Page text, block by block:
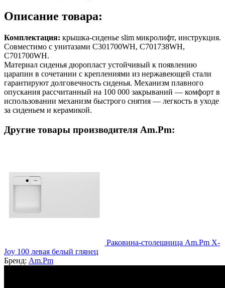
Описание товара:
Комплектация: крышка-сиденье slim микролифт, инструкция.
Совместимо с унитазами C301700WH, C701738WH,
C701700WH.
Материал сиденья дюропласт устойчивый к появлению
царапин в сочетании с креплениями из нержавеющей стали
гарантируют долговечность сиденья. Механизм плавного
опускания рассчитанный на 100 000 закрываний — комфорт в
использовании механизм быстрого снятия — легкость в уходе
за сиденьем и керамикой.
Другие товары производителя Am.Pm:
Раковина-столешница Am.Pm X-
Joy 100 левая белый глянец
Бренд: Am.Pm